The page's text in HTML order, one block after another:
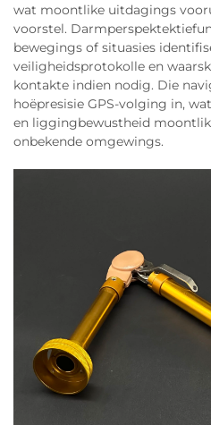
wat moontlike uitdagings
voorstel.
bewegings of situasies
veiligheidsprotokolle en
kontakte indien nodig. Die
hoëpresisie GPS-volging in,
en liggingbewustheid
onbekende omgewings.